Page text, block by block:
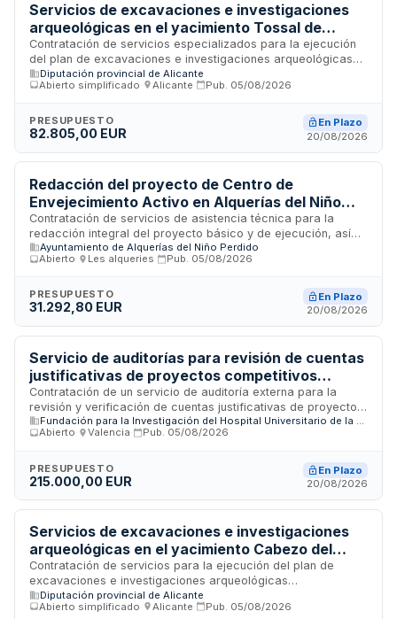
Servicios de excavaciones e investigaciones
arqueológicas en el yacimiento Tossal de
Manises-Lucentum para el Museo Arqueológico
de Alicante
Contratación de servicios especializados para la ejecución
del plan de excavaciones e investigaciones arqueológicas
en el yacimiento Tossal de Manises-Lucentum, ubicado en
Alicante. La Diputación Provincial requiere profesionales
de campo, documentación y análisis en este enclave
histórico durante el ejercicio anual 2026.
Diputación provincial de Alicante
Abierto simplificado
Alicante Pub. 05/08/2026
PRESUPUESTO
82.805,00 EUR
En Plazo
20/08/2026
Redacción del proyecto de Centro de
Envejecimiento Activo en Alquerías del Niño
Perdido
Contratación de servicios de asistencia técnica para la
redacción integral del proyecto básico y de ejecución, así
como del estudio de seguridad y salud del Centro de
Envejecimiento Activo ubicado en Alquerías del Niño Perdido,
proyectación mediante procedimiento abierto con
tramitación ordinaria, financiado mediante subvención de la
servicios sociales.
Ayuntamiento de Alquerías del Niño Perdido
Abierto
Les alqueries Pub. 05/08/2026
PRESUPUESTO
31.292,80 EUR
En Plazo
20/08/2026
Servicio de auditorías para revisión de cuentas
justificativas de proyectos competitivos
autonómicos, nacionales e internacionales
Contratación de un servicio de auditoría externa para la
revisión y verificación de cuentas justificativas de proyectos
competitivos financiados por organismos autonómicos,
nacionales e internacionales. El servicio incluye la
normativa de información financiera aplicable, abarcando
proyectos de infraestructuras científicas, innovación y otras
líneas de financiación competitiva. La empresa adjudicataria
deberá contar con experiencia acreditada en auditorías de
proyectos europeos y autonómicos, designando personal
cualificado y un agente de contacto directo con el
departamento de administración.
Fundación para la Investigación del Hospital Universitario de la Fe
Abierto
Valencia Pub. 05/08/2026
PRESUPUESTO
215.000,00 EUR
En Plazo
20/08/2026
Servicios de excavaciones e investigaciones
arqueológicas en el yacimiento Cabezo del
Molino de Rojales para el Museo Arqueológico
de Alicante
Contratación de servicios para la ejecución del plan de
excavaciones e investigaciones arqueológicas
correspondiente a la anualidad 2026 en el yacimiento
Cabezo del Molino ubicado en Rojales, bajo la
Diputación provincial de Alicante
Abierto simplificado
Alicante Pub. 05/08/2026